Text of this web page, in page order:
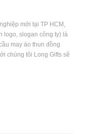
mới tại TP HCM,
logo, slogan công ty) là
may áo thun đồng
chúng tôi Long Gifts sẽ